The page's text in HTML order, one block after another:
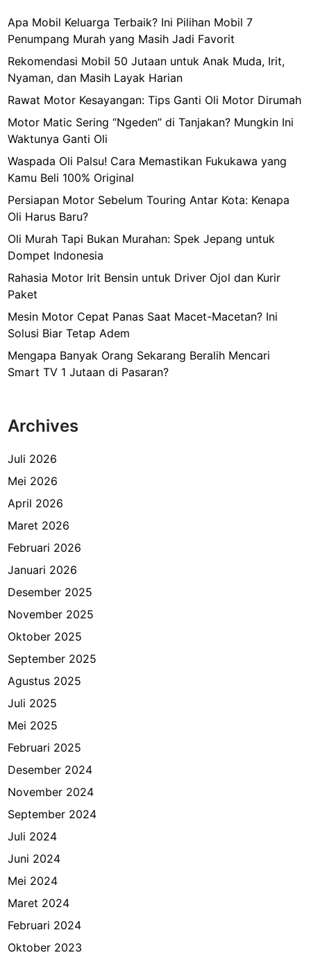
Apa Mobil Keluarga Terbaik? Ini Pilihan Mobil 7
Penumpang Murah yang Masih Jadi Favorit
Rekomendasi Mobil 50 Jutaan untuk Anak Muda, Irit,
Nyaman, dan Masih Layak Harian
Rawat Motor Kesayangan: Tips Ganti Oli Motor Dirumah
Motor Matic Sering “Ngeden” di Tanjakan? Mungkin Ini
Waktunya Ganti Oli
Waspada Oli Palsu! Cara Memastikan Fukukawa yang
Kamu Beli 100% Original
Persiapan Motor Sebelum Touring Antar Kota: Kenapa
Oli Harus Baru?
Oli Murah Tapi Bukan Murahan: Spek Jepang untuk
Dompet Indonesia
Rahasia Motor Irit Bensin untuk Driver Ojol dan Kurir
Paket
Mesin Motor Cepat Panas Saat Macet-Macetan? Ini
Solusi Biar Tetap Adem
Mengapa Banyak Orang Sekarang Beralih Mencari
Smart TV 1 Jutaan di Pasaran?
Archives
Juli 2026
Mei 2026
April 2026
Maret 2026
Februari 2026
Januari 2026
Desember 2025
November 2025
Oktober 2025
September 2025
Agustus 2025
Juli 2025
Mei 2025
Februari 2025
Desember 2024
November 2024
September 2024
Juli 2024
Juni 2024
Mei 2024
Maret 2024
Februari 2024
Oktober 2023